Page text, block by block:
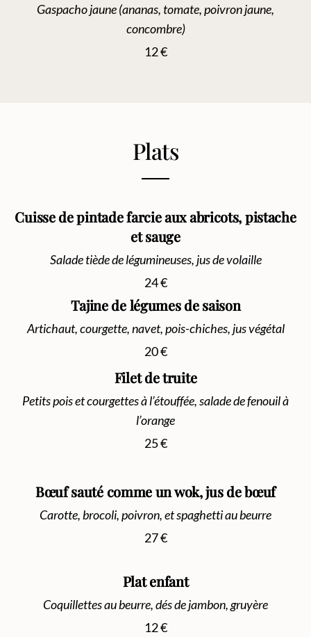
Gaspacho jaune (ananas, tomate, poivron jaune,
concombre)
12 €
Plats
Cuisse de pintade farcie aux abricots, pistache
et sauge
Salade tiède de légumineuses, jus de volaille
24 €
Tajine de légumes de saison
Artichaut, courgette, navet, pois-chiches, jus végétal
20 €
Filet de truite
Petits pois et courgettes à l’étouffée, salade de fenouil à
l’orange
25 €
Bœuf sauté comme un wok, jus de bœuf
Carotte, brocoli, poivron, et spaghetti au beurre
27 €
Plat enfant
Coquillettes au beurre, dés de jambon, gruyère
12 €